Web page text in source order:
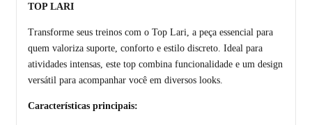
TOP LARI
Transforme seus treinos com o Top Lari, a peça essencial para
quem valoriza suporte, conforto e estilo discreto. Ideal para
atividades intensas, este top combina funcionalidade e um design
versátil para acompanhar você em diversos looks.
Características principais: